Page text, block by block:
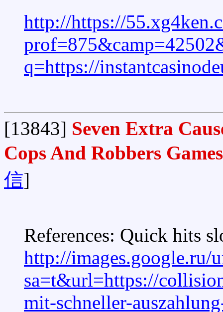
http://https://
q=https://
[13843] Seven Extra
Cops And Robbers Games
信]
References: Quick hits
http://images.google.ru/
sa=t&url=https://
mit-schneller-